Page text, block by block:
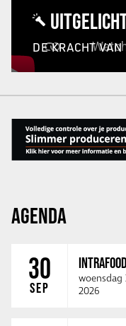
DE KRACHT
AGENDA
30
SEP
INTRAFOOD
woensdag
2026